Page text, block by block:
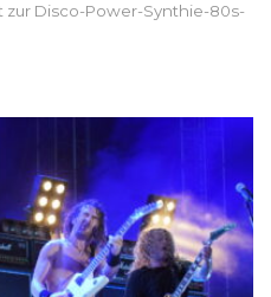
zur Disco-Power-Synthie-80s-